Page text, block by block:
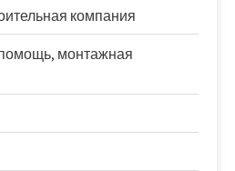
компания
монтажная